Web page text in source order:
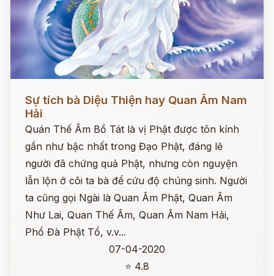
Sự tích bà Diệu Thiện hay Quan Âm Nam
Hải
Quán Thế Âm Bồ Tát là vị Phật được tôn kính
gần như bậc nhất trong Đạo Phật, đáng lẽ
người đã chứng quả Phật, nhưng còn nguyện
lẫn lộn ở cõi ta bà để cứu độ chúng sinh. Người
ta cũng gọi Ngài là Quan Âm Phật, Quan Âm
Như Lai, Quan Thế Âm, Quan Âm Nam Hải,
Phổ Đà Phật Tổ, v.v...
07-04-2020
⭐ 4.8